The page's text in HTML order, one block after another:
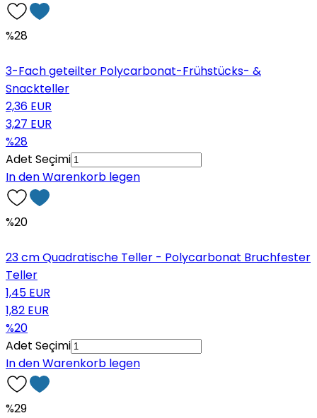
%28
3-Fach geteilter Polycarbonat-Frühstücks- &
Snackteller
2,36 EUR
3,27 EUR
%28
Adet Seçimi
In den Warenkorb legen
%20
23 cm Quadratische Teller - Polycarbonat Bruchfester
Teller
1,45 EUR
1,82 EUR
%20
Adet Seçimi
In den Warenkorb legen
%29